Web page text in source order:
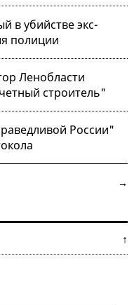
в убийстве экс-
полиции
Ленобласти
строитель"
России"
новости →
↑